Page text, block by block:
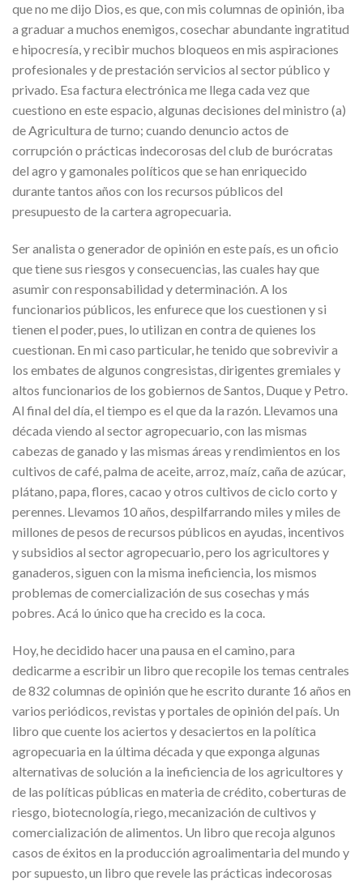
que no me dijo Dios, es que, con mis columnas de opinión, iba
a graduar a muchos enemigos, cosechar abundante ingratitud
e hipocresía, y recibir muchos bloqueos en mis aspiraciones
profesionales y de prestación servicios al sector público y
privado. Esa factura electrónica me llega cada vez que
cuestiono en este espacio, algunas decisiones del ministro (a)
de Agricultura de turno; cuando denuncio actos de
corrupción o prácticas indecorosas del club de burócratas
del agro y gamonales políticos que se han enriquecido
durante tantos años con los recursos públicos del
presupuesto de la cartera agropecuaria.
Ser analista o generador de opinión en este país, es un oficio
que tiene sus riesgos y consecuencias, las cuales hay que
asumir con responsabilidad y determinación. A los
funcionarios públicos, les enfurece que los cuestionen y si
tienen el poder, pues, lo utilizan en contra de quienes los
cuestionan. En mi caso particular, he tenido que sobrevivir a
los embates de algunos congresistas, dirigentes gremiales y
altos funcionarios de los gobiernos de Santos, Duque y Petro.
Al final del día, el tiempo es el que da la razón. Llevamos una
década viendo al sector agropecuario, con las mismas
cabezas de ganado y las mismas áreas y rendimientos en los
cultivos de café, palma de aceite, arroz, maíz, caña de azúcar,
plátano, papa, flores, cacao y otros cultivos de ciclo corto y
perennes. Llevamos 10 años, despilfarrando miles y miles de
millones de pesos de recursos públicos en ayudas, incentivos
y subsidios al sector agropecuario, pero los agricultores y
ganaderos, siguen con la misma ineficiencia, los mismos
problemas de comercialización de sus cosechas y más
pobres. Acá lo único que ha crecido es la coca.
Hoy, he decidido hacer una pausa en el camino, para
dedicarme a escribir un libro que recopile los temas centrales
de 832 columnas de opinión que he escrito durante 16 años en
varios periódicos, revistas y portales de opinión del país. Un
libro que cuente los aciertos y desaciertos en la política
agropecuaria en la última década y que exponga algunas
alternativas de solución a la ineficiencia de los agricultores y
de las políticas públicas en materia de crédito, coberturas de
riesgo, biotecnología, riego, mecanización de cultivos y
comercialización de alimentos. Un libro que recoja algunos
casos de éxitos en la producción agroalimentaria del mundo y
por supuesto, un libro que revele las prácticas indecorosas